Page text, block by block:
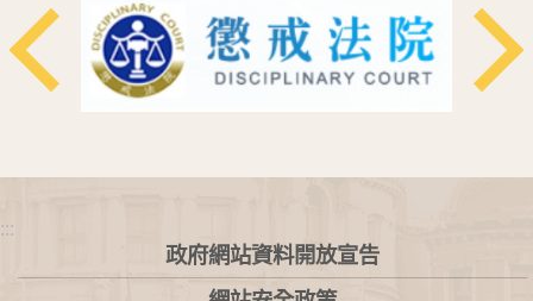
:::
政府網站資料開放宣告